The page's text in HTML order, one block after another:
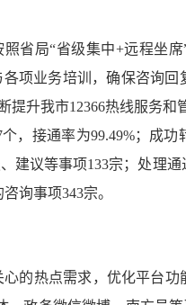
照省局“省级集中+远程坐席
项业务培训，确保咨询回
提升我市12366热线服务和
个，接通率为99.49%；成功
建议等事项133宗；处理通
咨询事项343宗。
的热点需求，优化平台